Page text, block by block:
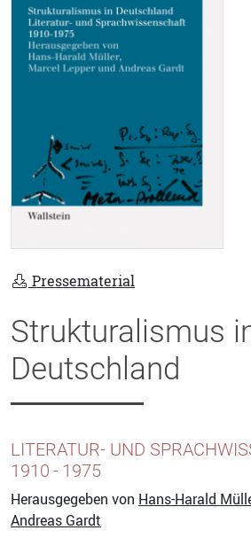
Pressematerial
Strukturalismus
Deutschland
LITERATUR- UND
1910 - 1975
Herausgegeben von Hans-Harald
Andreas Gardt